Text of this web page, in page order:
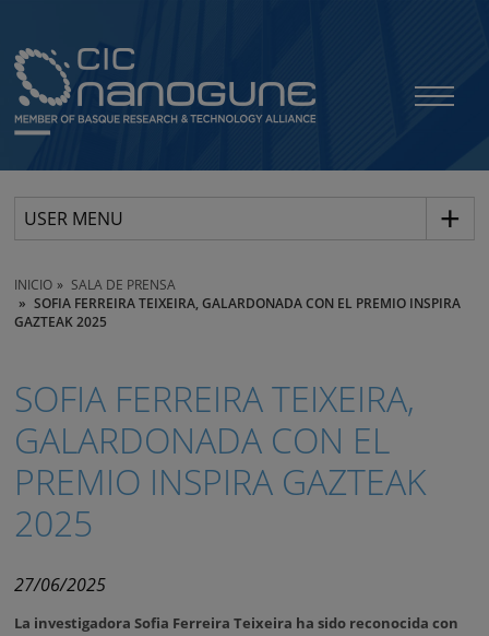
USER MENU
INICIO
SALA DE PRENSA
SOFIA FERREIRA TEIXEIRA, GALARDONADA CON EL PREMIO INSPIRA
GAZTEAK 2025
SOFIA FERREIRA TEIXEIRA,
GALARDONADA CON EL
PREMIO INSPIRA GAZTEAK
2025
27/06/2025
La investigadora Sofia Ferreira Teixeira ha sido reconocida con